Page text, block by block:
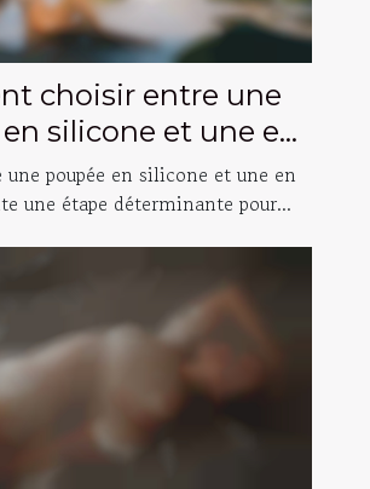
choisir entre une
silicone et une en
poupée en silicone et une en
une étape déterminante pour...